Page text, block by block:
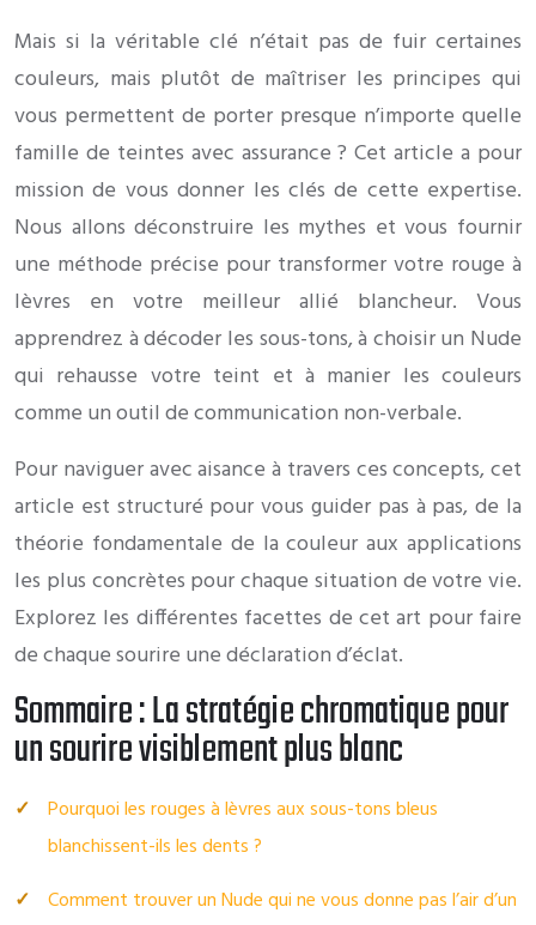
Mais si la véritable clé n’était pas de fuir certaines
couleurs, mais plutôt de maîtriser les principes qui
vous permettent de porter presque n’importe quelle
famille de teintes avec assurance ? Cet article a pour
mission de vous donner les clés de cette expertise.
Nous allons déconstruire les mythes et vous fournir
une méthode précise pour transformer votre rouge à
lèvres en votre meilleur allié blancheur. Vous
apprendrez à décoder les sous-tons, à choisir un Nude
qui rehausse votre teint et à manier les couleurs
comme un outil de communication non-verbale.
Pour naviguer avec aisance à travers ces concepts, cet
article est structuré pour vous guider pas à pas, de la
théorie fondamentale de la couleur aux applications
les plus concrètes pour chaque situation de votre vie.
Explorez les différentes facettes de cet art pour faire
de chaque sourire une déclaration d’éclat.
Sommaire : La stratégie chromatique pour
un sourire visiblement plus blanc
Pourquoi les rouges à lèvres aux sous-tons bleus
blanchissent-ils les dents ?
Comment trouver un Nude qui ne vous donne pas l’air d’un